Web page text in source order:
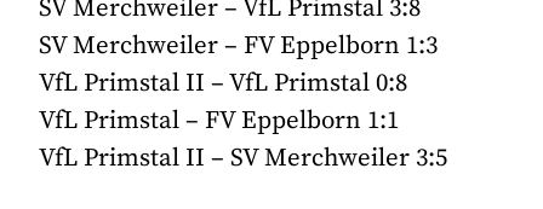
SV Merchweiler – VfL Primstal 3:8
SV Merchweiler – FV Eppelborn 1:3
VfL Primstal II – VfL Primstal 0:8
VfL Primstal – FV Eppelborn 1:1
VfL Primstal II – SV Merchweiler 3:5